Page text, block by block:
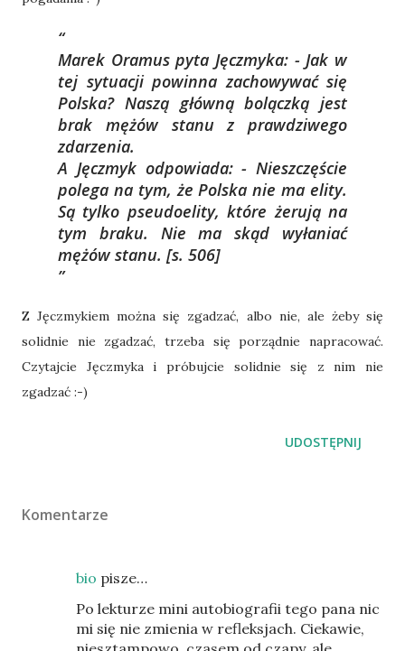
Marek Oramus pyta Jęczmyka: - Jak w
tej sytuacji powinna zachowywać się
Polska? Naszą główną bolączką jest
brak mężów stanu z prawdziwego
zdarzenia.
A Jęczmyk odpowiada: - Nieszczęście
polega na tym, że Polska nie ma elity.
Są tylko pseudoelity, które żerują na
tym braku. Nie ma skąd wyłaniać
mężów stanu. [s. 506]
Z Jęczmykiem można się zgadzać, albo nie, ale żeby się
solidnie nie zgadzać, trzeba się porządnie napracować.
Czytajcie Jęczmyka i próbujcie solidnie się z nim nie
zgadzać :-)
UDOSTĘPNIJ
Komentarze
bio pisze…
Po lekturze mini autobiografii tego pana nic
mi się nie zmienia w refleksjach. Ciekawie,